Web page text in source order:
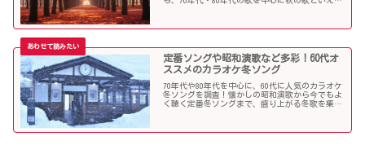
定番ソングや昭和演歌など多彩！60代オ
ススメのカラオケ冬ソング
70年代や80年代を中心に、60代に人気のカラオケ
冬ソングを調査！懐かしの昭和演歌から今でもよ
く聴く定番冬ソングまで、盛り上がる冬歌を集め